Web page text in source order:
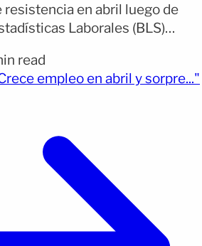
resistencia en abril luego de
Laborales (BLS)
que superó ampliamente las
Por qué importa: El
read
empleo en abril y sorpre..."